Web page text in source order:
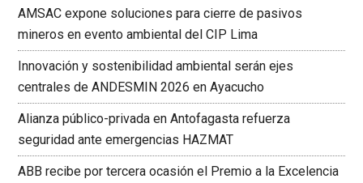
AMSAC expone soluciones para cierre de pasivos
mineros en evento ambiental del CIP Lima
Innovación y sostenibilidad ambiental serán ejes
centrales de ANDESMIN 2026 en Ayacucho
Alianza público-privada en Antofagasta refuerza
seguridad ante emergencias HAZMAT
ABB recibe por tercera ocasión el Premio a la Excelencia